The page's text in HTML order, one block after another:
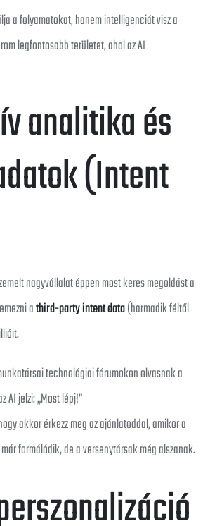
a folyamatokat, hanem intelligenciát visz a
legfontosabb területet, ahol az AI
analitika és
(Intent
nagyvállalat éppen most keres megoldást a
athird-party intent data(harmadik féltől
technológiai fórumokon olvasnak a
AI jelzi: „Most lépj!”
akkor érkezz meg az ajánlatoddal, amikor a
formálódik, de a versenytársak még alszanak.